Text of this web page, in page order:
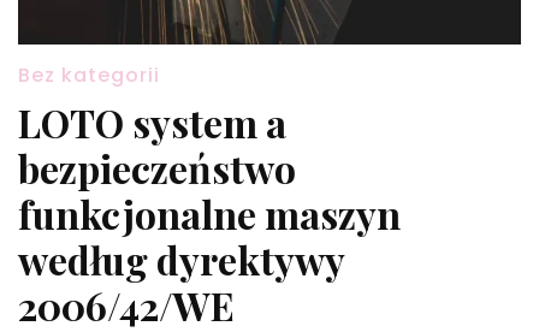
Bez kategorii
LOTO system a
bezpieczeństwo
funkcjonalne maszyn
według dyrektywy
2006/42/WE